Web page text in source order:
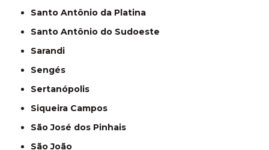
Santo Antônio da Platina
Santo Antônio do Sudoeste
Sarandi
Sengés
Sertanópolis
Siqueira Campos
São José dos Pinhais
São João